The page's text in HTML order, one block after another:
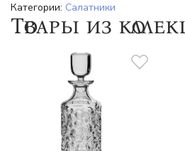
Категории: Салатники
Товары из